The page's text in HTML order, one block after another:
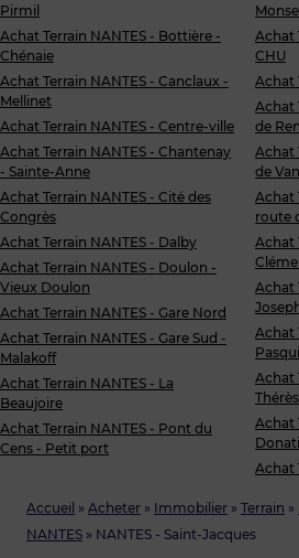
Accueil » Acheter » Immobilier » Terrain »
NANTES » NANTES - Saint-Jacques
Pirmil
Achat Terrain NANTES - Bottière -
Chénaie
Achat Terrain NANTES - Canclaux -
Mellinet
Achat Terrain NANTES - Centre-ville
Achat Terrain NANTES - Chantenay
- Sainte-Anne
Achat Terrain NANTES - Cité des
Congrès
Achat Terrain NANTES - Dalby
Achat Terrain NANTES - Doulon -
Vieux Doulon
Achat Terrain NANTES - Gare Nord
Achat Terrain NANTES - Gare Sud -
Malakoff
Achat Terrain NANTES - La
Beaujoire
Achat Terrain NANTES - Pont du
Cens - Petit port
Achat
CHU
Achat
Achat
de
Achat
de
Achat
route
Achat
Achat
Achat
Achat
Achat
Achat